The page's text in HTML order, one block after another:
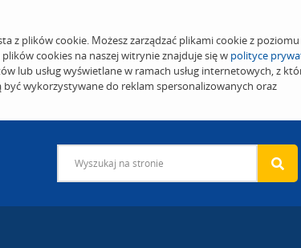
z plików cookie. Możesz zarządzać plikami cookie z
cookies na naszej witrynie znajduje się w polityce
lub usług wyświetlane w ramach usług internetowych, z
wykorzystywane do reklam spersonalizowanych oraz